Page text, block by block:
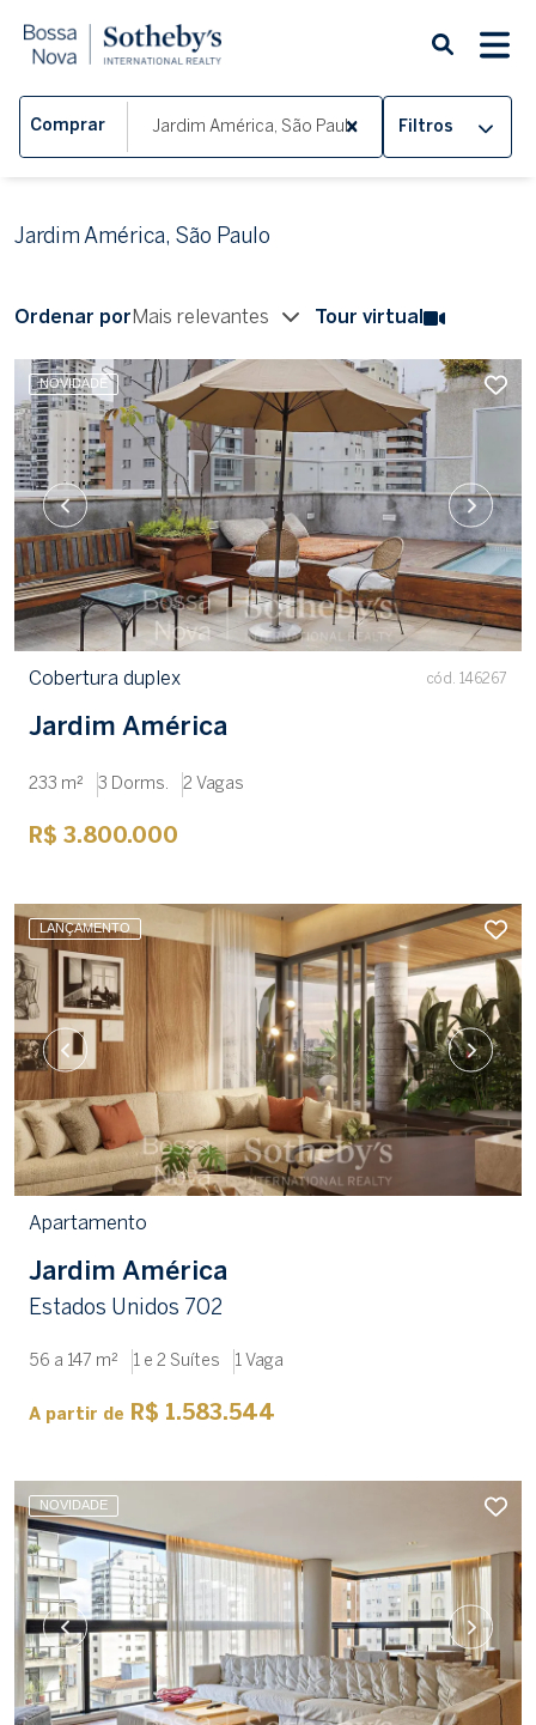
Comprar Filtros
Jardim América, São Paulo
Ordenar por Mais relevantes Tour virtual
NOVIDADE
Cobertura duplex cód. 146267
Jardim América
233 m² 3 Dorms. 2 Vagas
R$ 3.800.000
LANÇAMENTO
Apartamento
Jardim América
Estados Unidos 702
56 a 147 m² 1 e 2 Suítes 1 Vaga
A partir de R$ 1.583.544
NOVIDADE